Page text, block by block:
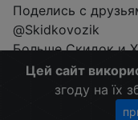
Поделись с
@Skidkovozik
Больше Скидок и
t.me/
Цей сайт
згоду на їх